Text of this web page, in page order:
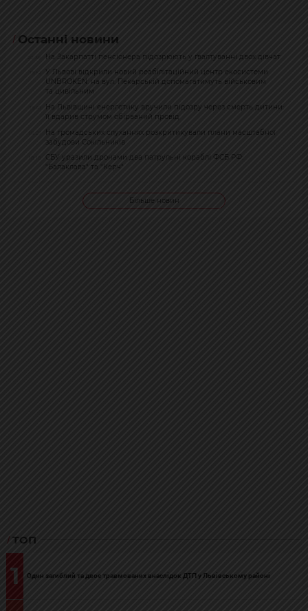
Останні новини
На Закарпатті пенсіонера підозрюють у ґвалтуванні двох дівчат
У Львові відкрили новий реабілітаційний центр екосистеми
UNBROKEN: на вул. Пекарській допомагатимуть військовим
та цивільним
На Львівщині енергетику вручили підозру через смерть дитини:
її вдарив струмом обірваний провід
На громадських слуханнях розкритикували плани масштабної
забудови Сокільників
СБУ уразили дронами два патрульні кораблі ФСБ РФ:
"Балаклава" та "Керч"
Більше новин
ТОП
1 Один загиблий та двоє травмованих внаслідок ДТП у Львівському районі